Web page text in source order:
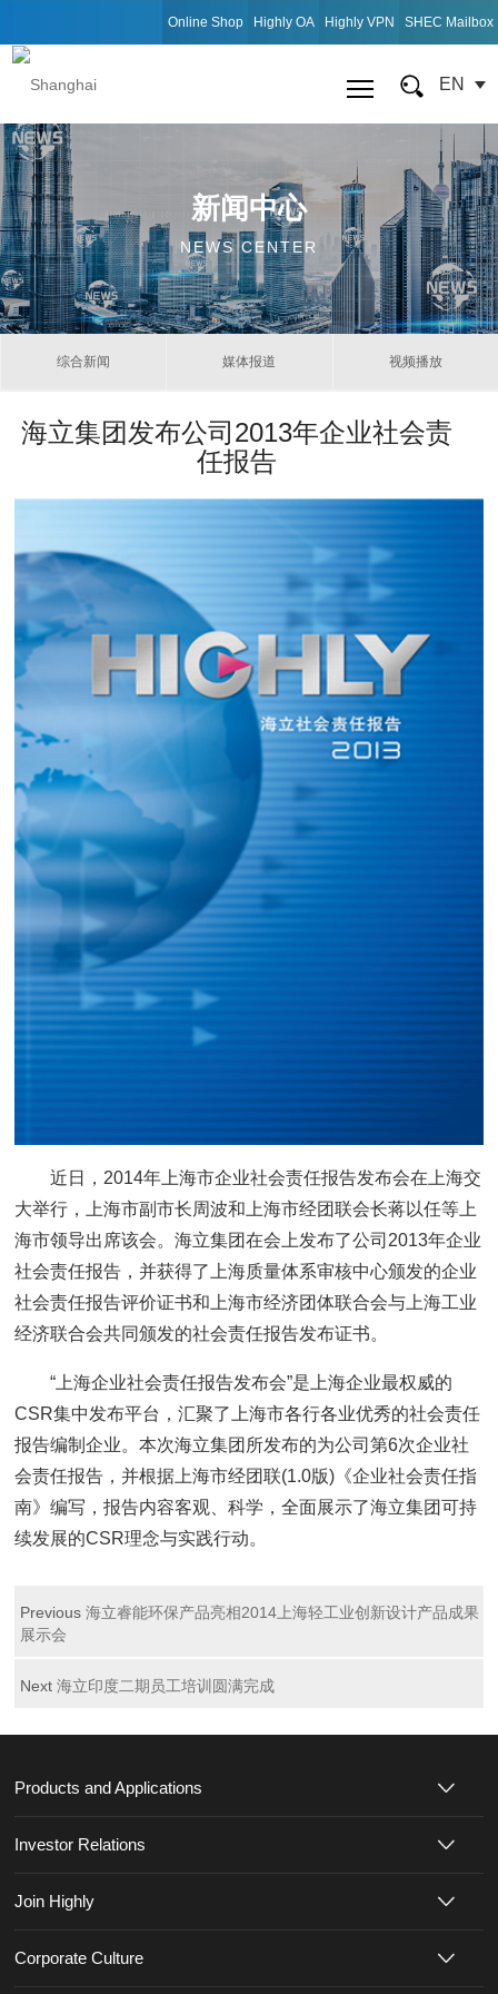
Online Shop Highly OA Highly VPN SHEC Mailbox
EN
新闻中心
NEWS CENTER
综合新闻 媒体报道 视频播放
海立集团发布公司2013年企业社会责
任报告
近日，2014年上海市企业社会责任报告发布会在上海交
大举行，上海市副市长周波和上海市经团联会长蒋以任等上
海市领导出席该会。海立集团在会上发布了公司2013年企业
社会责任报告，并获得了上海质量体系审核中心颁发的企业
社会责任报告评价证书和上海市经济团体联合会与上海工业
经济联合会共同颁发的社会责任报告发布证书。
“上海企业社会责任报告发布会”是上海企业最权威的
CSR集中发布平台，汇聚了上海市各行各业优秀的社会责任
报告编制企业。本次海立集团所发布的为公司第6次企业社
会责任报告，并根据上海市经团联(1.0版)《企业社会责任指
南》编写，报告内容客观、科学，全面展示了海立集团可持
续发展的CSR理念与实践行动。
Previous 海立睿能环保产品亮相2014上海轻工业创新设计产品成果
展示会
Next 海立印度二期员工培训圆满完成
Products and Applications
Investor Relations
Join Highly
Corporate Culture